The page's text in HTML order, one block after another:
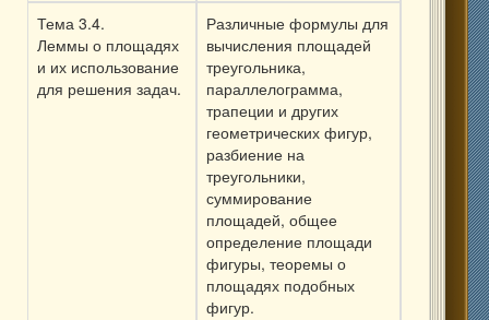
Тема 3.4.
Леммы о площадях
и их использование
для решения задач.
Различные формулы для
вычисления площадей
треугольника,
параллелограмма,
трапеции и других
геометрических фигур,
разбиение на
треугольники,
суммирование
площадей, общее
определение площади
фигуры, теоремы о
площадях подобных
фигур.